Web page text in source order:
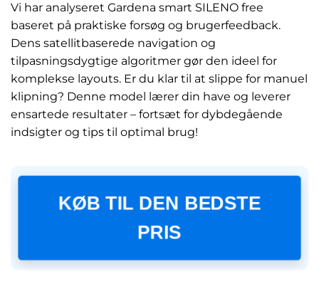
Vi har analyseret Gardena smart SILENO free
baseret på praktiske forsøg og brugerfeedback.
Dens satellitbaserede navigation og
tilpasningsdygtige algoritmer gør den ideel for
komplekse layouts. Er du klar til at slippe for manuel
klipning? Denne model lærer din have og leverer
ensartede resultater – fortsæt for dybdegående
indsigter og tips til optimal brug!
KØB TIL DEN BEDSTE
PRIS